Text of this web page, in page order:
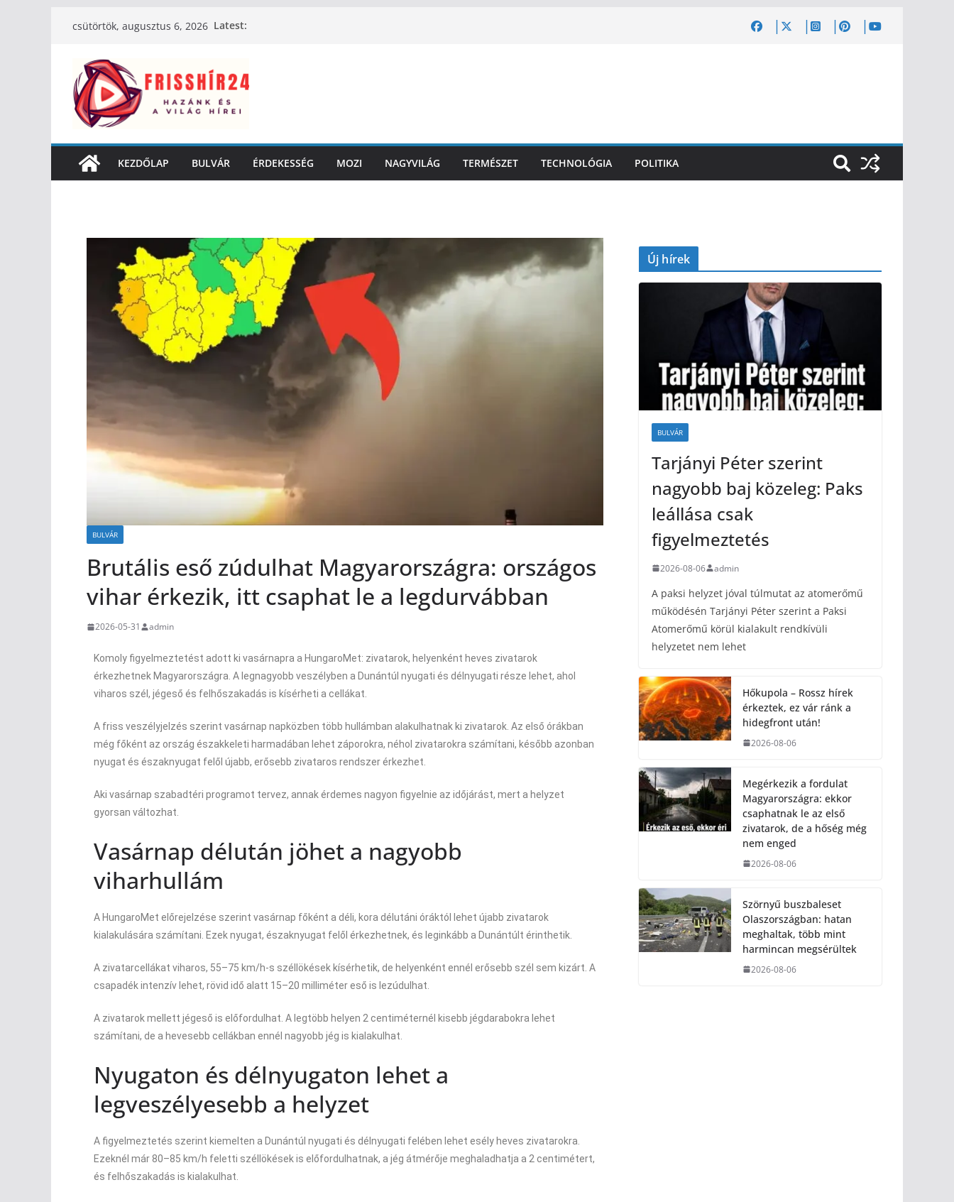
csütörtök, augusztus 6, 2026 Latest:
KEZDŐLAP BULVÁR ÉRDEKESSÉG MOZI NAGYVILÁG TERMÉSZET TECHNOLÓGIA POLITIKA
BULVÁR
Brutális eső zúdulhat Magyarországra: országos
vihar érkezik, itt csaphat le a legdurvábban
2026-05-31 admin
Komoly figyelmeztetést adott ki vasárnapra a HungaroMet: zivatarok, helyenként heves zivatarok
érkezhetnek Magyarországra. A legnagyobb veszélyben a Dunántúl nyugati és délnyugati része lehet, ahol
viharos szél, jégeső és felhőszakadás is kísérheti a cellákat.
A friss veszélyjelzés szerint vasárnap napközben több hullámban alakulhatnak ki zivatarok. Az első órákban
még főként az ország északkeleti harmadában lehet záporokra, néhol zivatarokra számítani, később azonban
nyugat és északnyugat felől újabb, erősebb zivataros rendszer érkezhet.
Aki vasárnap szabadtéri programot tervez, annak érdemes nagyon figyelnie az időjárást, mert a helyzet
gyorsan változhat.
Vasárnap délután jöhet a nagyobb
viharhullám
A HungaroMet előrejelzése szerint vasárnap főként a déli, kora délutáni óráktól lehet újabb zivatarok
kialakulására számítani. Ezek nyugat, északnyugat felől érkezhetnek, és leginkább a Dunántúlt érinthetik.
A zivatarcellákat viharos, 55–75 km/h-s széllökések kísérhetik, de helyenként ennél erősebb szél sem kizárt. A
csapadék intenzív lehet, rövid idő alatt 15–20 milliméter eső is lezúdulhat.
A zivatarok mellett jégeső is előfordulhat. A legtöbb helyen 2 centiméternél kisebb jégdarabokra lehet
számítani, de a hevesebb cellákban ennél nagyobb jég is kialakulhat.
Nyugaton és délnyugaton lehet a
legveszélyesebb a helyzet
A figyelmeztetés szerint kiemelten a Dunántúl nyugati és délnyugati felében lehet esély heves zivatarokra.
Ezeknél már 80–85 km/h feletti széllökések is előfordulhatnak, a jég átmérője meghaladhatja a 2 centimétert,
és felhőszakadás is kialakulhat.
Új hírek
BULVÁR
Tarjányi Péter szerint
nagyobb baj közeleg: Paks
leállása csak
figyelmeztetés
2026-08-06 admin
A paksi helyzet jóval túlmutat az atomerőmű
működésén Tarjányi Péter szerint a Paksi
Atomerőmű körül kialakult rendkívüli
helyzetet nem lehet
Hőkupola – Rossz hírek
érkeztek, ez vár ránk a
hidegfront után!
2026-08-06
Megérkezik a fordulat
Magyarországra: ekkor
csaphatnak le az első
zivatarok, de a hőség még
nem enged
2026-08-06
Szörnyű buszbaleset
Olaszországban: hatan
meghaltak, több mint
harmincan megsérültek
2026-08-06